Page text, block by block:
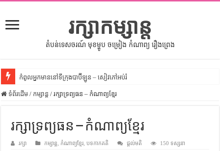
រក្សាកម្សាន្ត
តំបន់ទេសចរណ៍ មុខម្ហូប ចម្រៀង កំណាព្យ រឿងព្រេង
កំពូលអ្នកមាននៅទីក្រុងបាប៊ីឡូន – សៀវភៅអប់រំ
សីលធម៌នៅក្នុងសង្គមខ្មែរ – សៀវភៅចំណេះដឹងទូទៅ
ទំលៀមទម្លាប់ប្រពៃណីជនជាតិចិន – សៀវភៅចំណេះដឹងទូទៅ
ដើមកំណើតអង្គរ – សៀវភៅចំណេះដឹងទូទៅ
ទំព័រដើម / កម្សាន្ត / រក្សាទ្រព្យធន – កំណាព្យខ្មែរ
រក្សាទ្រព្យធន – កំណាព្យខ្មែរ
រក្សា កម្សាន្ត កំណាព្យខ្មែរ ,បទកាកគតិ ផ្តល់មតិ 150 ទស្សនា